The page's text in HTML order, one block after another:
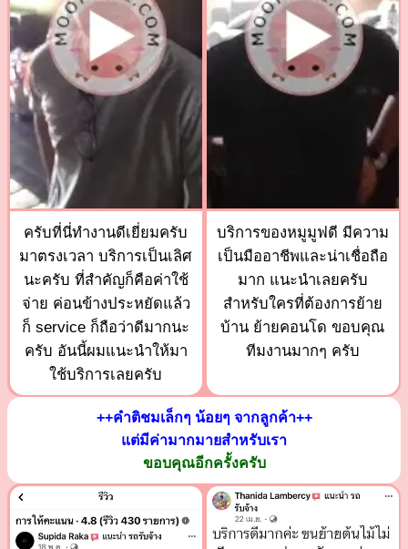
ครับที่นี่ทำงานดีเยี่ยมครับ
มาตรงเวลา บริการเป็นเลิศ
นะครับ ที่สำคัญก็คือค่าใช้
จ่าย ค่อนข้างประหยัดแล้ว
ก็ service ก็ถือว่าดีมากนะ
ครับ อันนี้ผมแนะนำให้มา
ใช้บริการเลยครับ
บริการของหมูมูฟดี มีความ
เป็นมืออาชีพและน่าเชื่อถือ
มาก แนะนำเลยครับ
สำหรับใครที่ต้องการย้าย
บ้าน ย้ายคอนโด ขอบคุณ
ทีมงานมากๆ ครับ
++คำติชมเล็กๆ น้อยๆ จากลูกค้า++
แต่มีค่ามากมายสำหรับเรา
ขอบคุณอีกครั้งครับ